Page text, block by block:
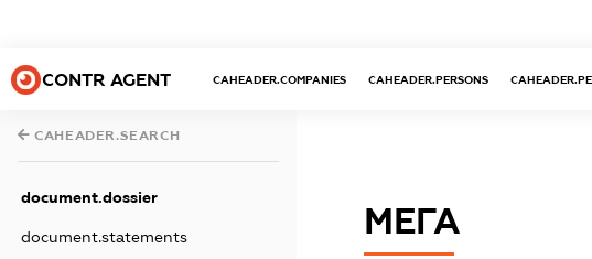
CONTR AGENT CAHEADER.COMPANIES CAHEADER.PERSONS
CAHEADER.SEARCH
document.dossier
document.statements МЕГА